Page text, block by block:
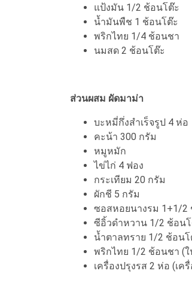
แป้งมัน 1/2 ช้อนโต๊ะ
น้ำมันพืช 1 ช้อนโต๊ะ
พริกไทย 1/4 ช้อนชา
นมสด 2 ช้อนโต๊ะ
ส่วนผสม ผัดมาม่า
บะหมี่กึ่งสำเร็จรูป 4 ห่อ
คะน้า 300 กรัม
หมูหมัก
ไข่ไก่ 4 ฟอง
กระเทียม 20 กรัม
ผักชี 5 กรัม
ซอสหอยนางรม 1+1/2
ซีอิ้วดำหวาน 1/2 ช้อนโ
น้ำตาลทราย 1/2 ช้อนโ
พริกไทย 1/2 ช้อนชา (
เครื่องปรุงรส 2 ห่อ (เค